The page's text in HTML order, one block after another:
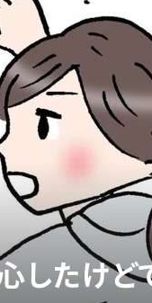
心したけ